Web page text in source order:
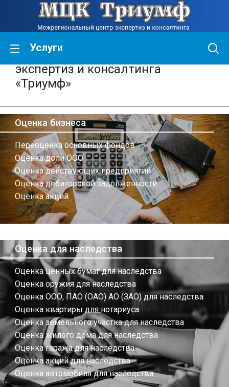
Услуги
Межрегиональный центр
экспертиз и консалтинга
«Триумф»
Оценка бизнеса
Переоценка основных фондов
Оценка доли ООО
Оценка действующих предприятий
Оценка дебиторской задолженности
Оценка акций
Оценка для наследства
Оценка ценных бумаг для наследства
Оценка оружия для наследства
Оценка ООО, ПАО (ОАО) АО (ЗАО) для наследства
Оценка квартиры для нотариуса
Оценка земельного участка для наследства
Оценка жилого дома для наследства
Оценка гаража для наследства
Оценка акций для наследства
Оценка автомобиля для наследства